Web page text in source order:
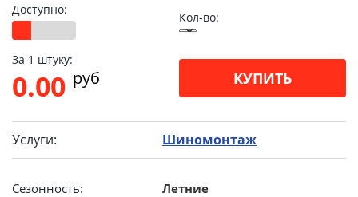
Доступно:
Кол-во:
За 1 штуку:
0.00 pуб КУПИТЬ
Услуги: Шиномонтаж
Сезонность:
Летние